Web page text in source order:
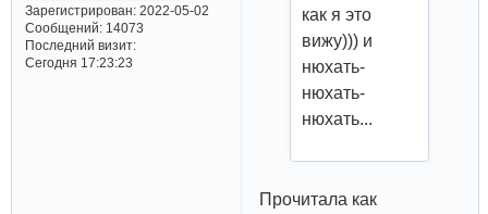
Зарегистрирован: 2022-05-02
Сообщений:14073
Последний визит:
Сегодня 17:23:23
как я это
вижу))) и
нюхать-
нюхать-
нюхать...
Прочитала как